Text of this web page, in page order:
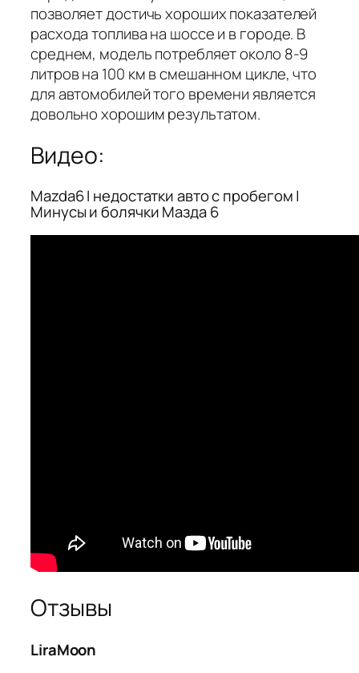
позволяет достичь хороших показателей
расхода топлива на шоссе и в городе. В
среднем, модель потребляет около 8-9
литров на 100 км в смешанном цикле, что
для автомобилей того времени является
довольно хорошим результатом.
Видео:
Mazda6 I недостатки авто с пробегом |
Минусы и болячки Мазда 6
Отзывы
LiraMoon